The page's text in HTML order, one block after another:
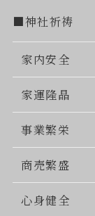
■神社祈祷
家内安全
家運隆晶
事業繁栄
商売繁盛
心身健全